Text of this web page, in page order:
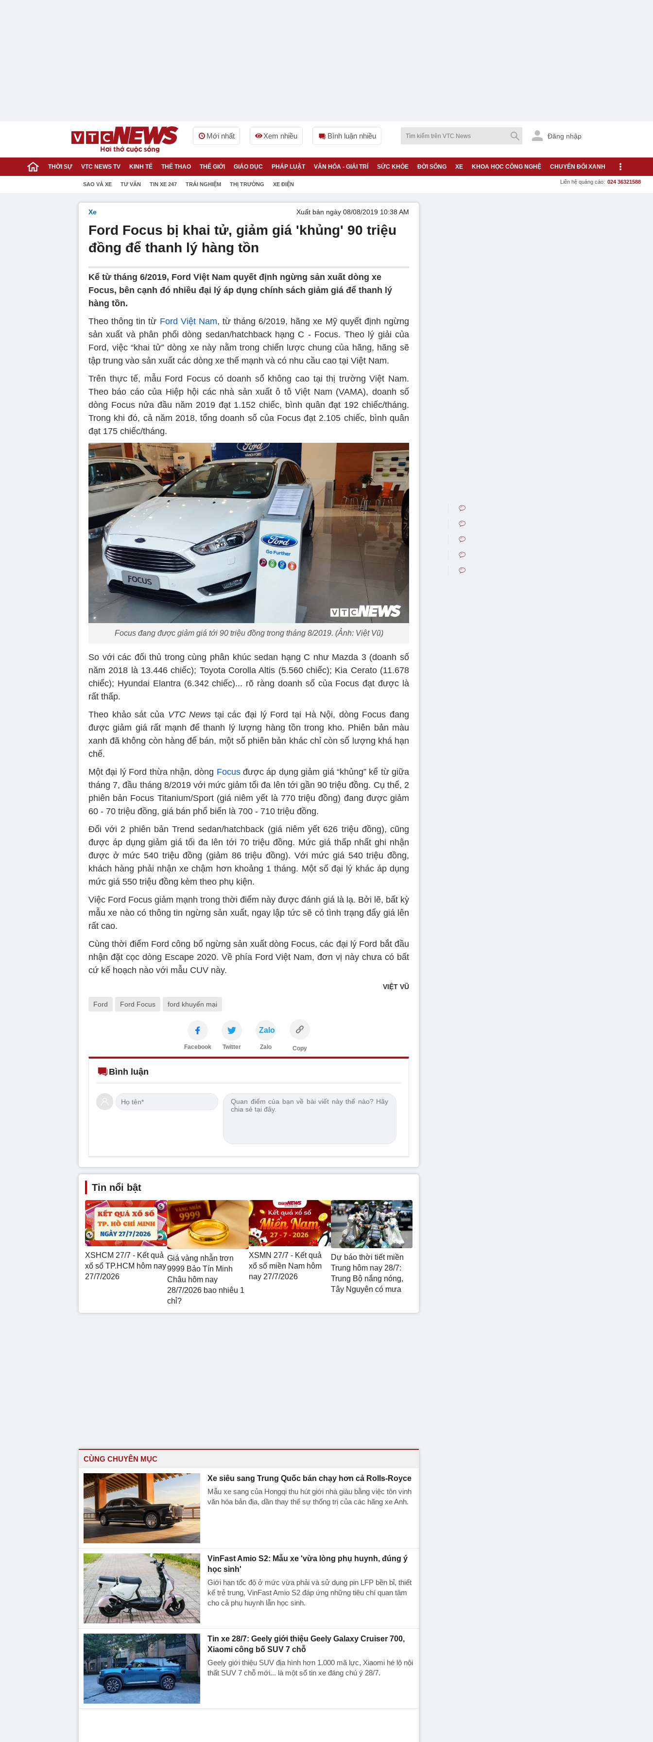
Mới nhất Xem nhiều Bình luận nhiều Đăng nhập
THỜI SỰ VTC NEWS TV KINH TẾ THỂ THAO THẾ GIỚI GIÁO DỤC PHÁP LUẬT VĂN HÓA - GIẢI TRÍ SỨC KHỎE ĐỜI SỐNG XE KHOA HỌC CÔNG NGHỆ CHUYỂN ĐỔI XANH
SAO VÀ XE TƯ VẤN TIN XE 247 TRẢI NGHIỆM THỊ TRƯỜNG XE ĐIỆN Liên hệ quảng cáo: 024 36321588
Xe Xuất bản ngày 08/08/2019 10:38 AM
Ford Focus bị khai tử, giảm giá 'khủng' 90 triệu
đồng để thanh lý hàng tồn
Kể từ tháng 6/2019, Ford Việt Nam quyết định ngừng sản xuất dòng xe
Focus, bên cạnh đó nhiều đại lý áp dụng chính sách giảm giá để thanh lý
hàng tồn.
Theo thông tin từ Ford Việt Nam, từ tháng 6/2019, hãng xe Mỹ quyết định ngừng
sản xuất và phân phối dòng sedan/hatchback hạng C - Focus. Theo lý giải của
Ford, việc “khai tử” dòng xe này nằm trong chiến lược chung của hãng, hãng sẽ
tập trung vào sản xuất các dòng xe thế mạnh và có nhu cầu cao tại Việt Nam.
Trên thực tế, mẫu Ford Focus có doanh số không cao tại thị trường Việt Nam.
Theo báo cáo của Hiệp hội các nhà sản xuất ô tô Việt Nam (VAMA), doanh số
dòng Focus nửa đầu năm 2019 đạt 1.152 chiếc, bình quân đạt 192 chiếc/tháng.
Trong khi đó, cả năm 2018, tổng doanh số của Focus đạt 2.105 chiếc, bình quân
đạt 175 chiếc/tháng.
Focus đang được giảm giá tới 90 triệu đồng trong tháng 8/2019. (Ảnh: Việt Vũ)
So với các đối thủ trong cùng phân khúc sedan hạng C như Mazda 3 (doanh số
năm 2018 là 13.446 chiếc); Toyota Corolla Altis (5.560 chiếc); Kia Cerato (11.678
chiếc); Hyundai Elantra (6.342 chiếc)... rõ ràng doanh số của Focus đạt được là
rất thấp.
Theo khảo sát của VTC News tại các đại lý Ford tại Hà Nội, dòng Focus đang
được giảm giá rất mạnh để thanh lý lượng hàng tồn trong kho. Phiên bản màu
xanh đã không còn hàng để bán, một số phiên bản khác chỉ còn số lượng khá hạn
chế.
Một đại lý Ford thừa nhận, dòng Focusđược áp dụng giảm giá “khủng” kể từ giữa
tháng 7, đầu tháng 8/2019 với mức giảm tối đa lên tới gần 90 triệu đồng. Cụ thể, 2
phiên bản Focus Titanium/Sport (giá niêm yết là 770 triệu đồng) đang được giảm
60 - 70 triệu đồng, giá bán phổ biến là 700 - 710 triệu đồng.
Đối với 2 phiên bản Trend sedan/hatchback (giá niêm yết 626 triệu đồng), cũng
được áp dụng giảm giá tối đa lên tới 70 triệu đồng. Mức giá thấp nhất ghi nhận
được ở mức 540 triệu đồng (giảm 86 triệu đồng). Với mức giá 540 triệu đồng,
khách hàng phải nhận xe chậm hơn khoảng 1 tháng. Một số đại lý khác áp dụng
mức giá 550 triệu đồng kèm theo phụ kiện.
Việc Ford Focus giảm mạnh trong thời điểm này được đánh giá là lạ. Bởi lẽ, bất kỳ
mẫu xe nào có thông tin ngừng sản xuất, ngay lập tức sẽ có tình trạng đẩy giá lên
rất cao.
Cùng thời điểm Ford công bố ngừng sản xuất dòng Focus, các đại lý Ford bắt đầu
nhận đặt cọc dòng Escape 2020. Về phía Ford Việt Nam, đơn vị này chưa có bất
cứ kế hoạch nào với mẫu CUV này.
VIỆT VŨ
Ford Ford Focus ford khuyến mại
Facebook Twitter
Zalo
Zalo Copy
Bình luận
Tin nổi bật
XSHCM 27/7 - Kết quả
xổ số TP.HCM hôm nay
27/7/2026
Giá vàng nhẫn trơn
9999 Bảo Tín Minh
Châu hôm nay
28/7/2026 bao nhiêu 1
chỉ?
XSMN 27/7 - Kết quả
xổ số miền Nam hôm
nay 27/7/2026
Dự báo thời tiết miền
Trung hôm nay 28/7:
Trung Bộ nắng nóng,
Tây Nguyên có mưa
CÙNG CHUYÊN MỤC
Xe siêu sang Trung Quốc bán chạy hơn cả Rolls-Royce
Mẫu xe sang của Hongqi thu hút giới nhà giàu bằng việc tôn vinh
văn hóa bản địa, dần thay thế sự thống trị của các hãng xe Anh.
VinFast Amio S2: Mẫu xe 'vừa lòng phụ huynh, đúng ý
học sinh'
Giới hạn tốc độ ở mức vừa phải và sử dụng pin LFP bền bỉ, thiết
kế trẻ trung, VinFast Amio S2 đáp ứng những tiêu chí quan tâm
cho cả phụ huynh lẫn học sinh.
Tin xe 28/7: Geely giới thiệu Geely Galaxy Cruiser 700,
Xiaomi công bố SUV 7 chỗ
Geely giới thiệu SUV địa hình hơn 1.000 mã lực, Xiaomi hé lộ nội
thất SUV 7 chỗ mới... là một số tin xe đáng chú ý 28/7.